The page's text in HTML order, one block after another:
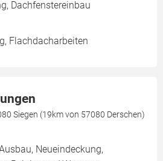
Dachfenstereinbau
Flachdacharbeiten
Siegen (19km von 57080 Derschen)
Neueindeckung,